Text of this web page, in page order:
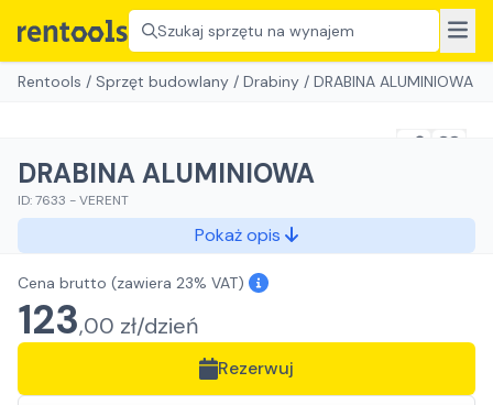
Szukaj sprzętu na wynajem
Rentools / Sprzęt budowlany / Drabiny / DRABINA ALUMINIOWA
DRABINA ALUMINIOWA
ID:7633 -VERENT
Pokaż opis
Cena brutto (zawiera 23% VAT)
123,00 zł/dzień
Rezerwuj